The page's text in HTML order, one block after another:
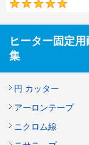
ヒーター固定
集
円 カッター
アーロンテープ
ニクロム線